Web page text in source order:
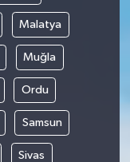
Malatya
Muğla
Ordu
Samsun
Sivas